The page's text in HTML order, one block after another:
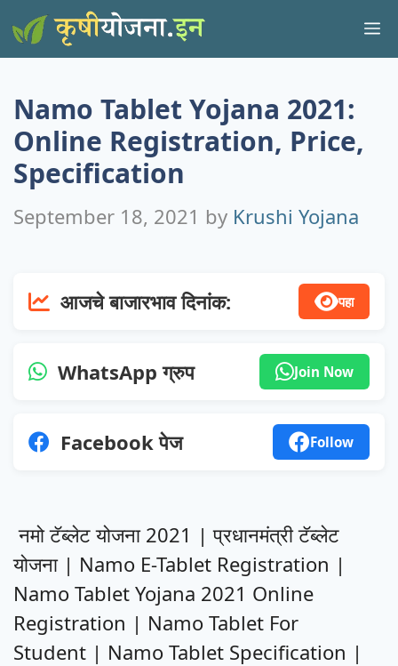
Skip
to
Namo Tablet Yojana 2021:
Online Registration, Price,
Specification
September 18, 2021 by Krushi Yojana
आजचे बाजारभाव दिनांक: पहा
WhatsApp ग्रुप Join Now
Facebook पेज Follow
नमो टॅब्लेट योजना 2021 | प्रधानमंत्री टॅब्लेट
योजना | Namo E-Tablet Registration |
Namo Tablet Yojana 2021 Online
Registration | Namo Tablet For
Student | Namo Tablet Specification |